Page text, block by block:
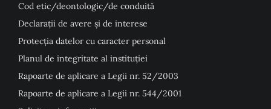
Cod etic/deontologic/de conduită
Declarații de avere și de interese
Protecția datelor cu caracter personal
Planul de integritate al instituției
Rapoarte de aplicare a Legii nr. 52/2003
Rapoarte de aplicare a Legii nr. 544/2001